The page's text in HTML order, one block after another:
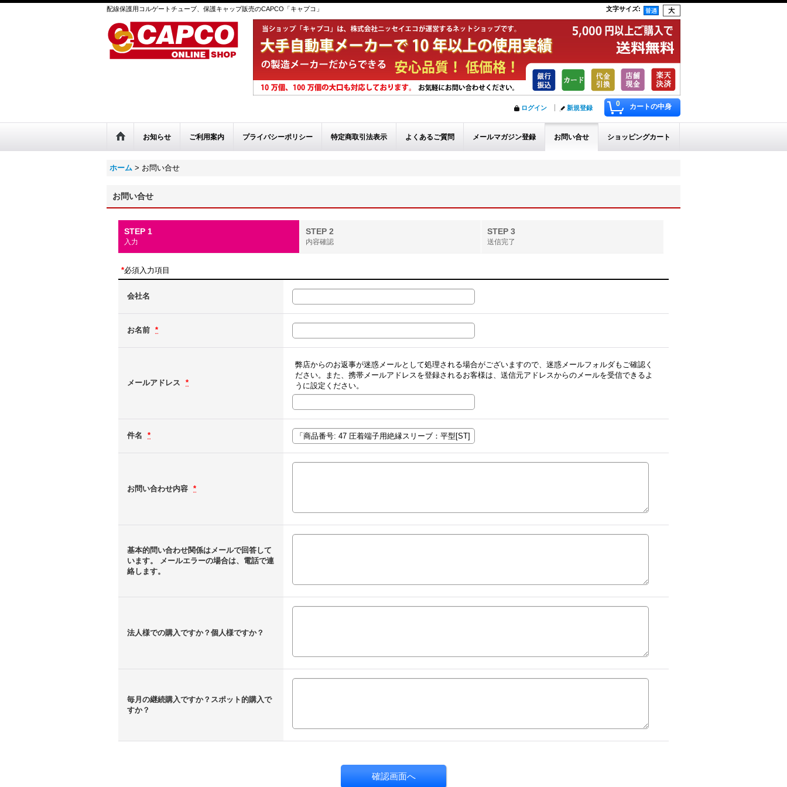
配線保護用コルゲートチューブ、保護キャップ販売のCAPCO「キャプコ」 文字サイズ:
0 カートの中身
ログイン 新規登録
お知らせ ご利用案内 プライバシーポリシー 特定商取引法表示 よくあるご質問 メールマガジン登録 お問い合せ ショッピングカート
ホーム > お問い合せ
お問い合せ
STEP 1
入力
STEP 2
内容確認
STEP 3
送信完了
*必須入力項目
会社名
お名前 *
メールアドレス *
弊店からのお返事が迷惑メールとして処理される場合がございますので、迷惑メールフォルダもご確認く
ださい。また、携帯メールアドレスを登録されるお客様は、送信元アドレスからのメールを受信できるよ
うに設定ください。
件名 *
お問い合わせ内容 *
基本的問い合わせ関係はメールで回答して
います。 メールエラーの場合は、電話で連
絡します。
法人様での購入ですか？個人様ですか？
毎月の継続購入ですか？スポット的購入で
すか？